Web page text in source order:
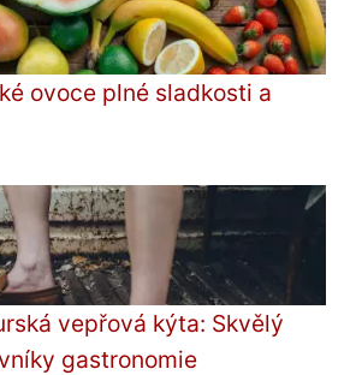
ovoce plné sladkosti a
vepřová kýta: Skvělý
gastronomie